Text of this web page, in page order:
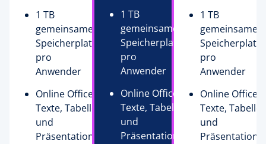
1 TB
gemeinsamer
Speicherplatz
pro
Anwender
Online Office –
Texte, Tabellen
und
Präsentationen
1 TB
gemeinsamer
Speicherplatz
pro
Anwender
Online Office –
Texte, Tabellen
und
Präsentationen
1 TB
gemeinsamer
Speicherplatz
pro
Anwender
Online Office –
Texte,
und